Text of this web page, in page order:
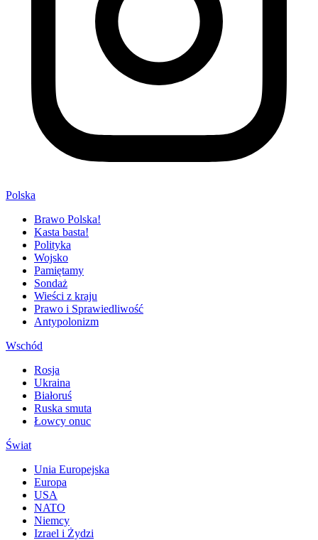
Polska
Brawo Polska!
Kasta basta!
Polityka
Wojsko
Pamiętamy
Sondaż
Wieści z kraju
Prawo i Sprawiedliwość
Antypolonizm
Wschód
Rosja
Ukraina
Białoruś
Ruska smuta
Łowcy onuc
Świat
Unia Europejska
Europa
USA
NATO
Niemcy
Izrael i Żydzi